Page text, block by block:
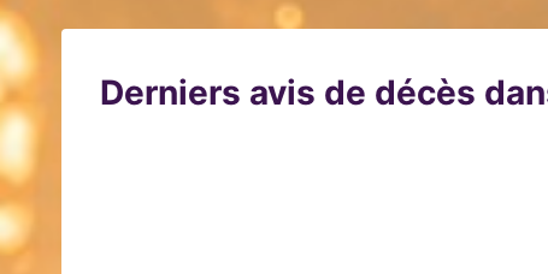
Derniers avis de décès